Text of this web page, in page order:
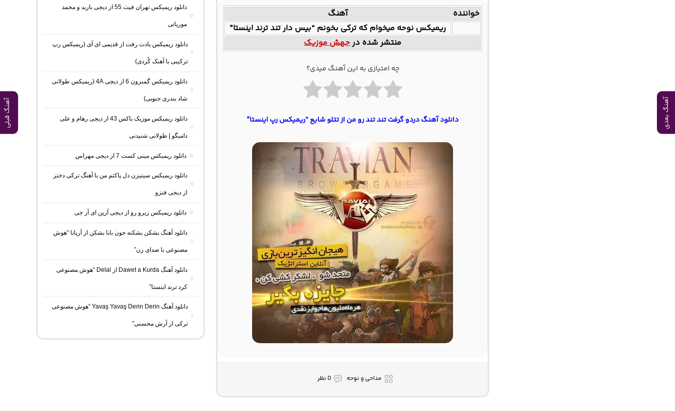
آهنگ بعدی آهنگ قبلی
خواننده
آهنگ
ریمیکس نوحه میخوام که ترکی بخونم “بیس دار تند ترند اینستا”
منتشر شده درجهش موزیک
چه امتیازی به این آهنگ میدی؟
دانلود آهنگ دردو گرفت تند تند رو من از تتلو شایع “ریمیکس رپ اینستا”
مداحی و نوحه 0 نظر
دانلود ریمیکس تهران فیت 55 از دیجی باربد و محمد
موریانی
دانلود ریمیکس یادت رفت از قدیمی ای آی (ریمیکس رپ
ترکیبی با آهنک کُردی)
دانلود ریمیکس گمبرون 6 از دیجی 4A (ریمیکس طولانی
شاد بندری جنوبی)
دانلود ریمیکس موزیک باکس 43 از دیجی رهام و علی
دامیگو | طولانی شنیدنی
دانلود ریمیکس مینی کست 7 از دیجی مهراس
دانلود ریمیکس سیتیزن دل پاکتم من با آهنگ ترکی دختر
از دیجی فنزو
دانلود ریمیکس زیرو رو از دیجی آرین ای آر جی
دانلود آهنگ بشکن بشکنه جون بابا بشکن از آریانا “هوش
مصنوعی با صدای زن”
دانلود آهنگ Dawet a Kurda از Delal “هوش مصنوعی
کرد ترند اینستا”
دانلود آهنگ Yavaş Yavaş Derin Derin “هوش مصنوعی
ترکی از آرش محسنی”